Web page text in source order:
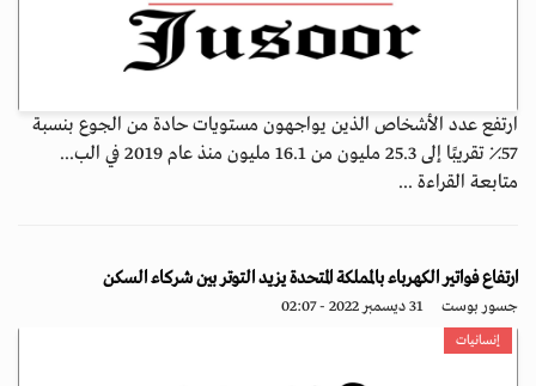
ارتفع عدد الأشخاص الذين يواجهون مستويات حادة من الجوع بنسبة
57٪ تقريبًا إلى 25.3 مليون من 16.1 مليون منذ عام 2019 في الب...
متابعة القراءة ...
ارتفاع فواتير الكهرباء بالمملكة المتحدة يزيد التوتر بين شركاء السكن
جسور بوست 31 ديسمبر 2022 - 02:07
إنسانيات